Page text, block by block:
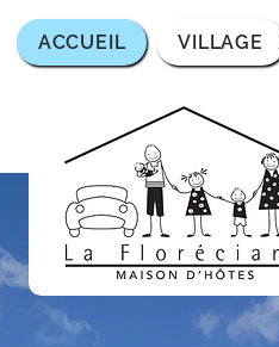
ACCUEIL VILLAGE